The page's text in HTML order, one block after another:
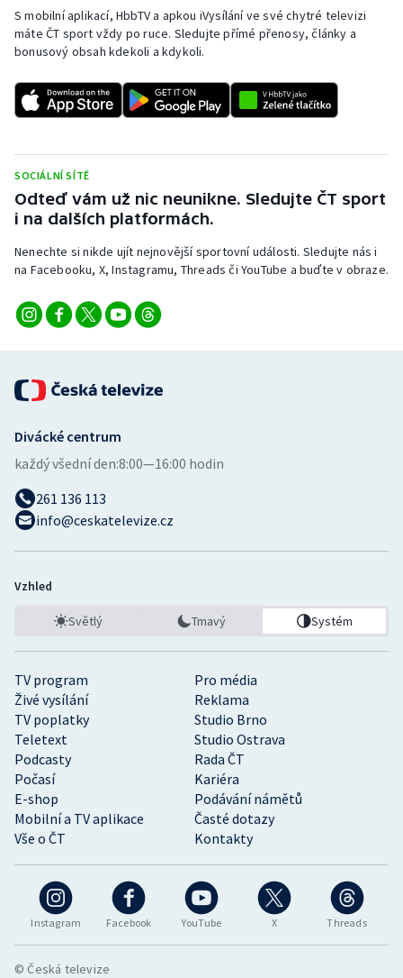
Plážový volejbal
Ragby
Rychlobruslení
Short track
Sportovní střelba
Stolní tenis
Triatlon
Veslování
Vodní slalom
Volejbal
S mobilní aplikací, HbbTV a apkou iVysílání ve své chytré televizi
máte ČT sport vždy po ruce. Sledujte přímé přenosy, články a
bonusový obsah kdekoli a kdykoli.
SOCIÁLNÍ SÍTĚ
Odteď vám už nic neunikne. Sledujte ČT sport
i na dalších platformách.
Nenechte si nikde ujít nejnovější sportovní události. Sledujte nás i
na Facebooku, X, Instagramu, Threads či YouTube a buďte v obraze.
Instagram Facebook YouTube X Threads
TV program
Pro média
Živé vysílání
Reklama
TV poplatky
Studio Brno
Teletext
Studio Ostrava
Podcasty
Rada ČT
Počasí
Kariéra
E-shop
Podávání námětů
Mobilní a TV aplikace
Časté dotazy
Vše o ČT
Kontakty
Divácké centrum
každý všední den:8:00—16:00 hodin
261 136 113
info@ceskatelevize.cz
Vzhled
Světlý Tmavý Systém
© Česká televize